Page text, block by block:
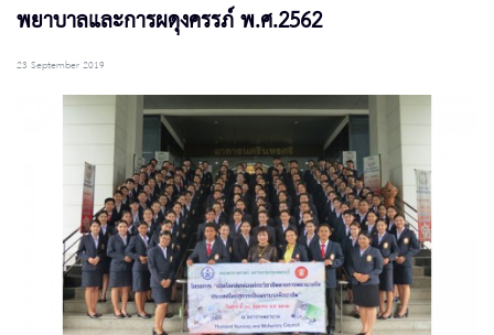
พยาบาลและการผดุงครรภ์ พ.ศ.2562
23 September 2019